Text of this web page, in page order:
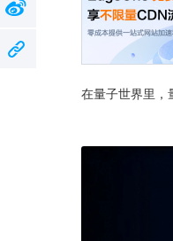
在量子世界里，